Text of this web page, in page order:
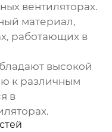
вентиляторах.
материал,
работающих в
высокой
к различным
в